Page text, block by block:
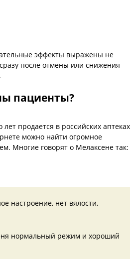
эффекты выражены не
после отмены или снижения
пациенты?
продается в российских
можно найти огромное
Многие говорят о Мелаксене так:
настроение, нет вялости,
нормальный режим и хороший